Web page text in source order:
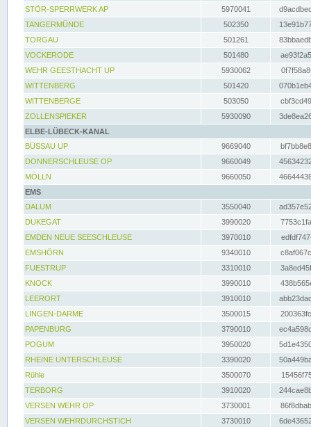
STÖR-SPERRWERK AP 5970041
TANGERMÜNDE
502350
TORGAU
501261
VOCKERODE
501480
WEHR GEESTHACHT UP
5930062
WITTENBERG
501420
WITTENBERGE
503050
ZOLLENSPIEKER
5930090
ELBE-LÜBECK-KANAL
BÜSSAU UP
9669040
DONNERSCHLEUSE OP
9660049
MÖLLN
9660050
EMS
DALUM
3550040
DUKEGAT
3990020
EMDEN NEUE SEESCHLEUSE
3970010
EMSHÖRN
9340010
FUESTRUP
3310010
KNOCK
3990010
LEERORT
3910010
LINGEN-DARME
3500015
PAPENBURG
3790010
POGUM
3950020
RHEINE UNTERSCHLEUSE
3390020
Rühle
3500070
TERBORG
3910020
VERSEN WEHR OP
3730001
VERSEN WEHRDURCHSTICH
3730010